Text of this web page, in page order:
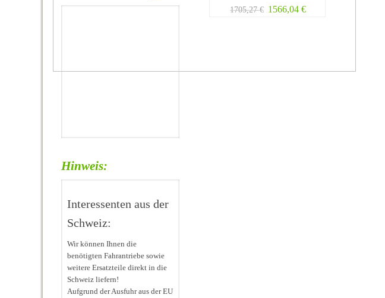
1705,27€ 1566,04€
Hinweis:
Interessenten aus der
Schweiz:
Wir können Ihnen die
benötigten Fahrantriebe sowie
weitere Ersatzteile direkt in die
Schweiz liefern!
Aufgrund der Ausfuhr aus der EU